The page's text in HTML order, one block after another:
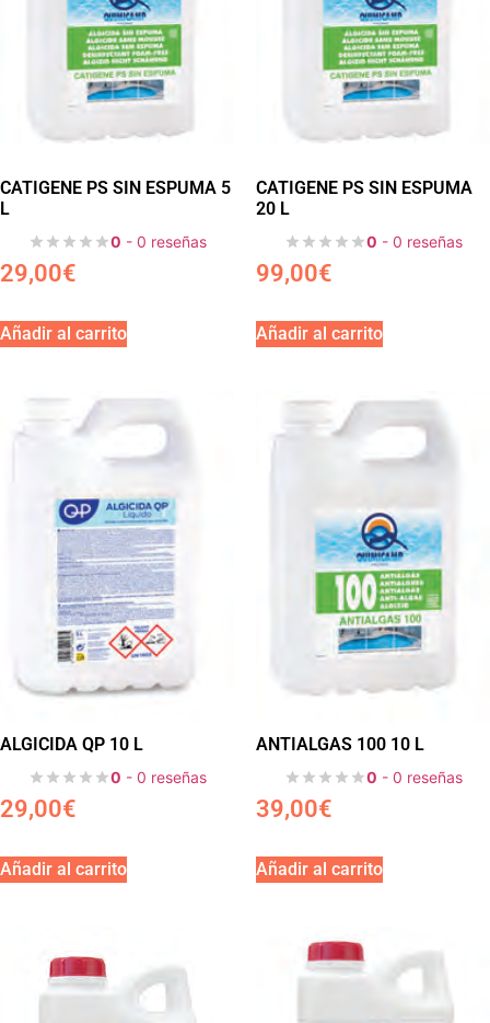
CATIGENE PS SIN ESPUMA 5
L
0 - 0 reseñas
29,00€
Añadir al carrito
CATIGENE PS SIN ESPUMA
20 L
0 - 0 reseñas
99,00€
Añadir al carrito
ALGICIDA QP 10 L
0 - 0 reseñas
29,00€
Añadir al carrito
ANTIALGAS 100 10 L
0 - 0 reseñas
39,00€
Añadir al carrito